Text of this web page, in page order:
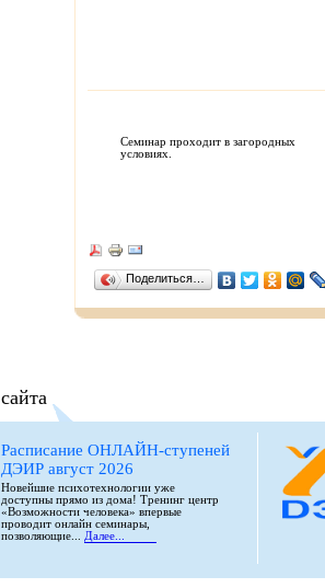
Семинар проходит в загородных
условиях.
Поделиться…
Расписание ОНЛАЙН-ступеней
ДЭИР август 2026
Новейшие психотехнологии уже
доступны прямо из дома! Тренинг центр
«Возможности человека» впервые
проводит онлайн семинары,
позволяющие... Далее...